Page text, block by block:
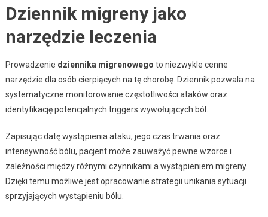
Dziennik migreny jako
narzędzie leczenia
Prowadzenie dziennika migrenowego to niezwykle cenne
narzędzie dla osób cierpiących na tę chorobę. Dziennik pozwala na
systematyczne monitorowanie częstotliwości ataków oraz
identyfikację potencjalnych triggers wywołujących ból.
Zapisując datę wystąpienia ataku, jego czas trwania oraz
intensywność bólu, pacjent może zauważyć pewne wzorce i
zależności między różnymi czynnikami a wystąpieniem migreny.
Dzięki temu możliwe jest opracowanie strategii unikania sytuacji
sprzyjających wystąpieniu bólu.